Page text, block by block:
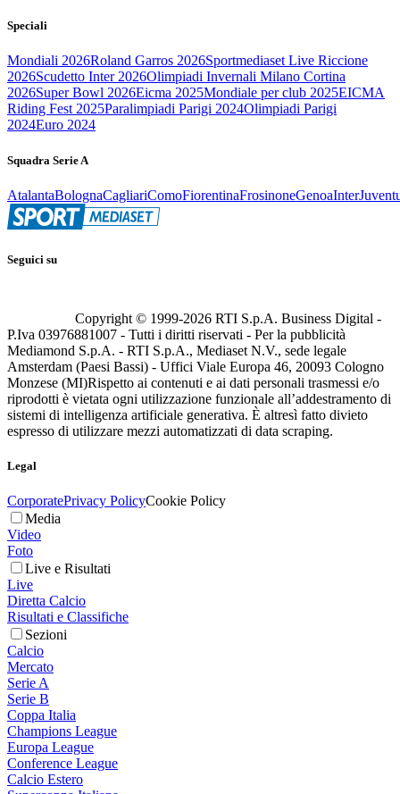
Speciali
Mondiali 2026Roland Garros 2026Sportmediaset Live Riccione
2026Scudetto Inter 2026Olimpiadi Invernali Milano Cortina
2026Super Bowl 2026Eicma 2025Mondiale per club 2025EICMA
Riding Fest 2025Paralimpiadi Parigi 2024Olimpiadi Parigi
2024Euro 2024
Squadra Serie A
AtalantaBolognaCagliariComoFiorentinaFrosinoneGenoaInter
Seguici su
Copyright © 1999-2026 RTI S.p.A. Business Digital -
P.Iva 03976881007 - Tutti i diritti riservati - Per la pubblicità
Mediamond S.p.A. - RTI S.p.A., Mediaset N.V., sede legale
Amsterdam (Paesi Bassi) - Uffici Viale Europa 46, 20093 Cologno
Monzese (MI)Rispetto ai contenuti e ai dati personali trasmessi e/o
riprodotti è vietata ogni utilizzazione funzionale all’addestramento di
sistemi di intelligenza artificiale generativa. È altresì fatto divieto
espresso di utilizzare mezzi automatizzati di data scraping.
Legal
CorporatePrivacy PolicyCookie Policy
Media
Video
Foto
Live e Risultati
Live
Diretta Calcio
Risultati e Classifiche
Sezioni
Calcio
Mercato
Serie A
Serie B
Coppa Italia
Champions League
Europa League
Conference League
Calcio Estero